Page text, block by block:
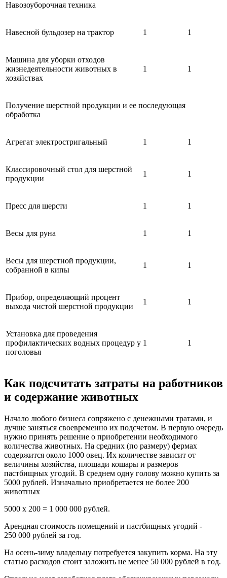
Навозоуборочная техника
Навесной бульдозер на трактор 1 1
Машина для уборки отходов
жизнедеятельности животных в
хозяйствах
1 1
Получение шерстной продукции и ее последующая
обработка
Агрегат электростригальный 1 1
Классировочный стол для шерстной
продукции
1 1
Пресс для шерсти 1 1
Весы для руна 1 1
Весы для шерстной продукции,
собранной в кипы
1 1
Прибор, определяющий процент
выхода чистой шерстной продукции
1 1
Установка для проведения
профилактических водных процедур у
поголовья
1 1
Как подсчитать затраты на работников
и содержание животных
Начало любого бизнеса сопряжено с денежными тратами, и
лучше заняться своевременно их подсчетом. В первую очередь
нужно принять решение о приобретении необходимого
количества животных. На средних (по размеру) фермах
содержится около 1000 овец. Их количестве зависит от
величины хозяйства, площади кошары и размеров
пастбищных угодий. В среднем одну голову можно купить за
5000 рублей. Изначально приобретается не более 200
животных
5000 х 200 = 1 000 000 рублей.
Арендная стоимость помещений и пастбищных угодий -
250 000 рублей за год.
На осень-зиму владельцу потребуется закупить корма. На эту
статью расходов стоит заложить не менее 50 000 рублей в год.